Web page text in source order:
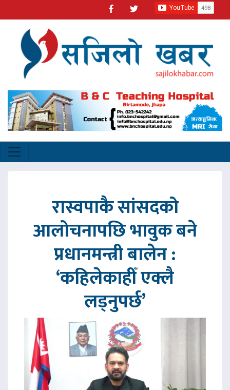
रास्वपाकै सांसदको
आलोचनापछि भावुक बने
प्रधानमन्त्री बालेन :
‘कहिलेकाहीँ एक्लै
लड्नुपर्छ’